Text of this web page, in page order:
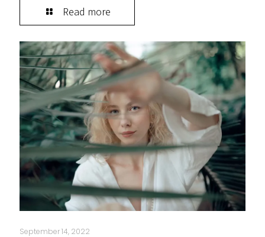
Read more
September 14, 2022